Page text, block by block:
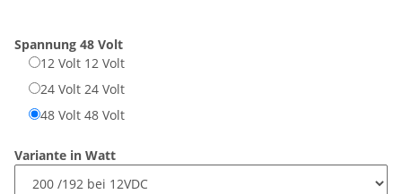
Spannung 48 Volt
12 Volt 12 Volt
24 Volt 24 Volt
48 Volt 48 Volt
Variante in Watt